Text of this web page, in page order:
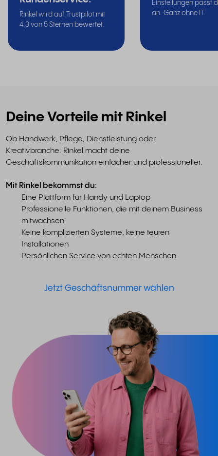
Rinkel wird auf Trustpilot mit
4,3 von 5 Sternen bewertet.
Einstellungen passt
an. Ganz ohne IT.
Deine Vorteile mit Rinkel
Ob Handwerk, Pflege, Dienstleistung oder
Kreativbranche: Rinkel macht deine
Geschäftskommunikation einfacher und professioneller.
Mit Rinkel bekommst du:
Eine Plattform für Handy und Laptop
Professionelle Funktionen, die mit deinem Business
mitwachsen
Keine komplizierten Systeme, keine teuren
Installationen
Persönlichen Service von echten Menschen
Jetzt Geschäftsnummer wählen